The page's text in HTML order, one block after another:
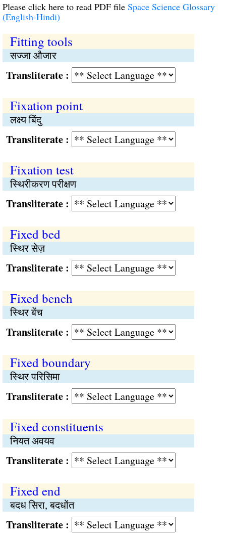
Please click here to read PDF file Space Science Glossary
(English-Hindi)
Fitting tools
सज्जा औजार
:
Fixation point
लक्ष्य बिंदु
:
Fixation test
स्थिरीकरण परीक्षण
:
Fixed bed
स्थिर सेज़
:
Fixed bench
स्थिर बेंच
:
Fixed boundary
स्थिर परिसिमा
:
Fixed constituents
नियत अवयव
:
Fixed end
बदध सिरा, बदधोंत
: